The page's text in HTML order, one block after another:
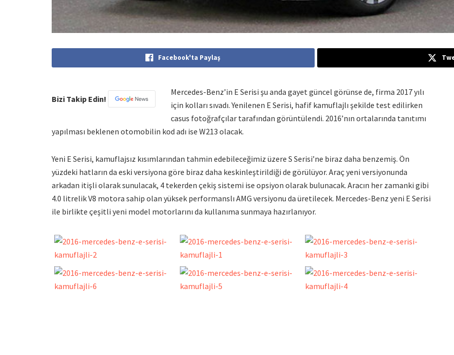
Facebook'ta Paylaş
Bizi Takip Edin!
Mercedes-Benz’in E Serisi şu anda gayet güncel görünse de, firma 2017 yılı
için kolları sıvadı. Yenilenen E Serisi, hafif kamuflajlı şekilde test edilirken
casus fotoğrafçılar tarafından görüntülendi. 2016’nın ortalarında tanıtımı
yapılması beklenen otomobilin kod adı ise W213 olacak.
Yeni E Serisi, kamuflajsız kısımlarından tahmin edebileceğimiz üzere S Serisi’ne biraz daha benzemiş. Ön
yüzdeki hatların da eski versiyona göre biraz daha keskinleştirildiği de görülüyor. Araç yeni versiyonunda
arkadan itişli olarak sunulacak, 4 tekerden çekiş sistemi ise opsiyon olarak bulunacak. Aracın her zamanki gibi
4.0 litrelik V8 motora sahip olan yüksek performanslı AMG versiyonu da üretilecek. Mercedes-Benz yeni E Serisi
ile birlikte çeşitli yeni model motorlarını da kullanıma sunmaya hazırlanıyor.